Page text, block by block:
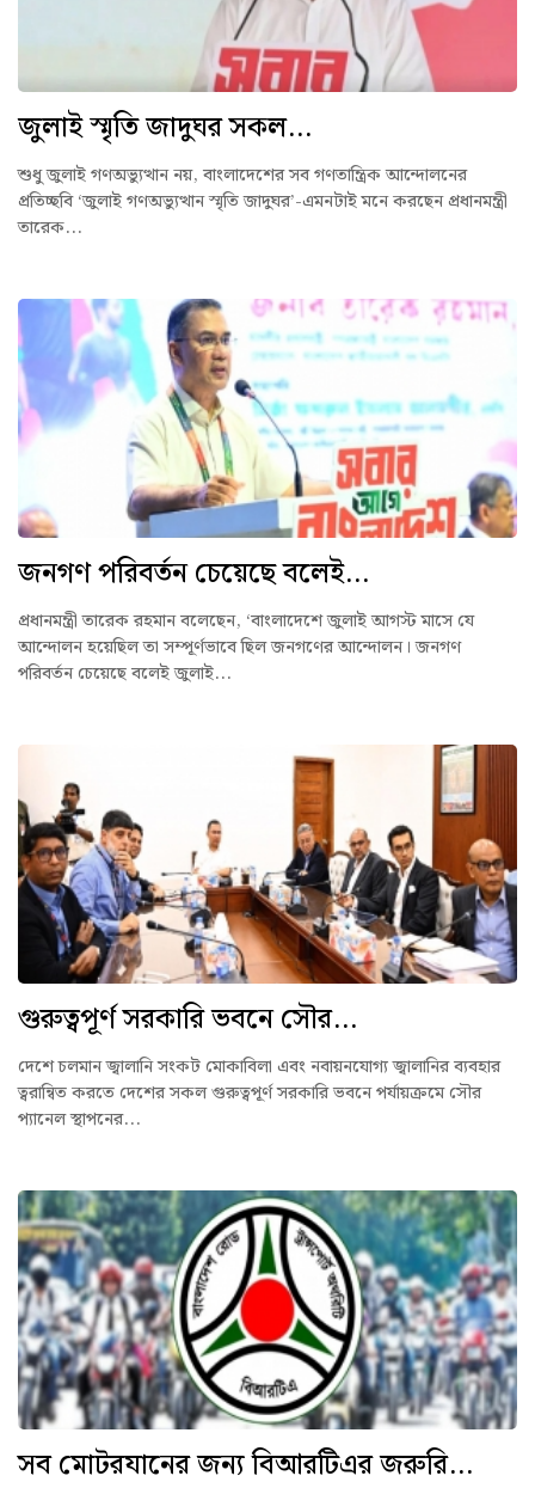
জুলাই স্মৃতি জাদুঘর সকল...
শুধু জুলাই গণঅভ্যুত্থান নয়, বাংলাদেশের সব গণতান্ত্রিক আন্দোলনের
প্রতিচ্ছবি ‘জুলাই গণঅভ্যুত্থান স্মৃতি জাদুঘর’-এমনটাই মনে করছেন প্রধানমন্ত্রী
তারেক...
জনগণ পরিবর্তন চেয়েছে বলেই...
প্রধানমন্ত্রী তারেক রহমান বলেছেন, ‘বাংলাদেশে জুলাই আগস্ট মাসে যে
আন্দোলন হয়েছিল তা সম্পূর্ণভাবে ছিল জনগণের আন্দোলন। জনগণ
পরিবর্তন চেয়েছে বলেই জুলাই...
গুরুত্বপূর্ণ সরকারি ভবনে সৌর...
দেশে চলমান জ্বালানি সংকট মোকাবিলা এবং নবায়নযোগ্য জ্বালানির ব্যবহার
ত্বরান্বিত করতে দেশের সকল গুরুত্বপূর্ণ সরকারি ভবনে পর্যায়ক্রমে সৌর
প্যানেল স্থাপনের...
সব মোটরযানের জন্য বিআরটিএর জরুরি...